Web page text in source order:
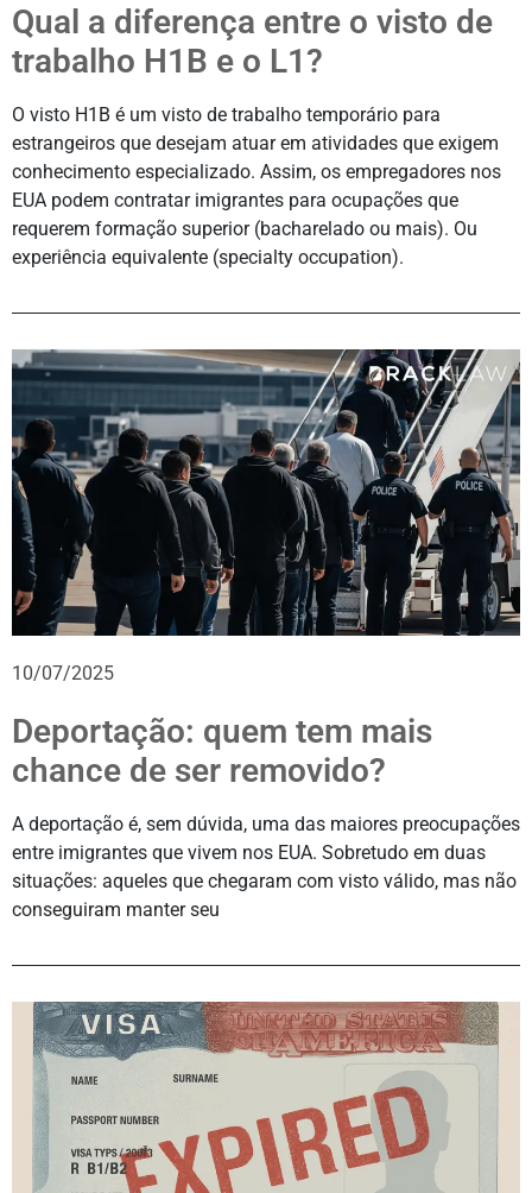
Qual a diferença entre o visto de
trabalho H1B e o L1?
O visto H1B é um visto de trabalho temporário para
estrangeiros que desejam atuar em atividades que exigem
conhecimento especializado. Assim, os empregadores nos
EUA podem contratar imigrantes para ocupações que
requerem formação superior (bacharelado ou mais). Ou
experiência equivalente (specialty occupation).
10/07/2025
Deportação: quem tem mais
chance de ser removido?
A deportação é, sem dúvida, uma das maiores preocupações
entre imigrantes que vivem nos EUA. Sobretudo em duas
situações: aqueles que chegaram com visto válido, mas não
conseguiram manter seu